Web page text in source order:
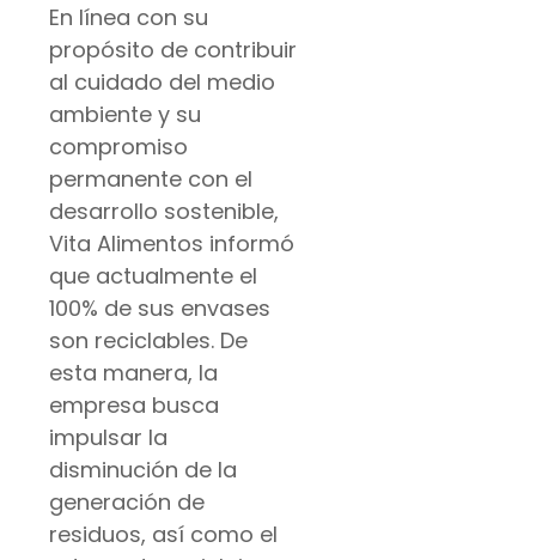
En línea con su
propósito de contribuir
al cuidado del medio
ambiente y su
compromiso
permanente con el
desarrollo sostenible,
Vita Alimentos informó
que actualmente el
100% de sus envases
son reciclables. De
esta manera, la
empresa busca
impulsar la
disminución de la
generación de
residuos, así como el